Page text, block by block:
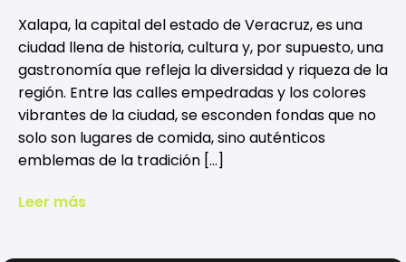
Xalapa, la capital del estado de Veracruz, es una
ciudad llena de historia, cultura y, por supuesto, una
gastronomía que refleja la diversidad y riqueza de la
región. Entre las calles empedradas y los colores
vibrantes de la ciudad, se esconden fondas que no
solo son lugares de comida, sino auténticos
emblemas de la tradición […]
Leer más